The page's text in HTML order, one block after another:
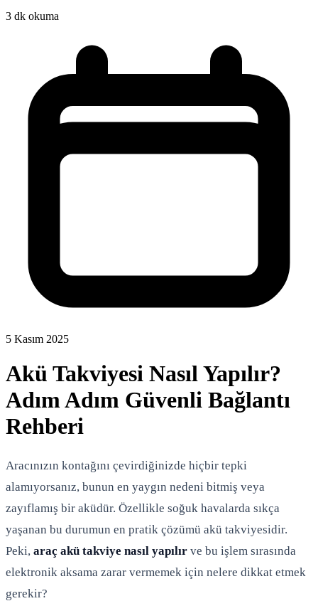
3 dk okuma
5 Kasım 2025
Akü Takviyesi Nasıl Yapılır?
Adım Adım Güvenli Bağlantı
Rehberi
Aracınızın kontağını çevirdiğinizde hiçbir tepki
alamıyorsanız, bunun en yaygın nedeni bitmiş veya
zayıflamış bir aküdür. Özellikle soğuk havalarda sıkça
yaşanan bu durumun en pratik çözümü akü takviyesidir.
Peki, araç akü takviye nasıl yapılır ve bu işlem sırasında
elektronik aksama zarar vermemek için nelere dikkat etmek
gerekir?